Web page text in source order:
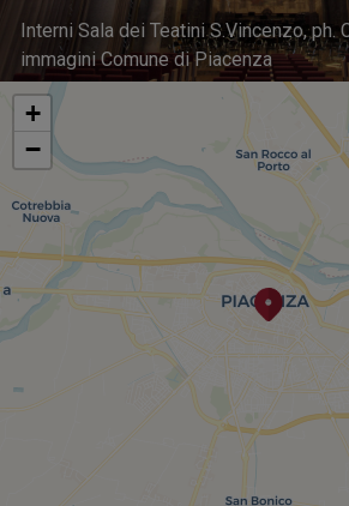
Interni Sala dei Teatini S.Vincenzo, ph.
immagini Comune di Piacenza
+
−